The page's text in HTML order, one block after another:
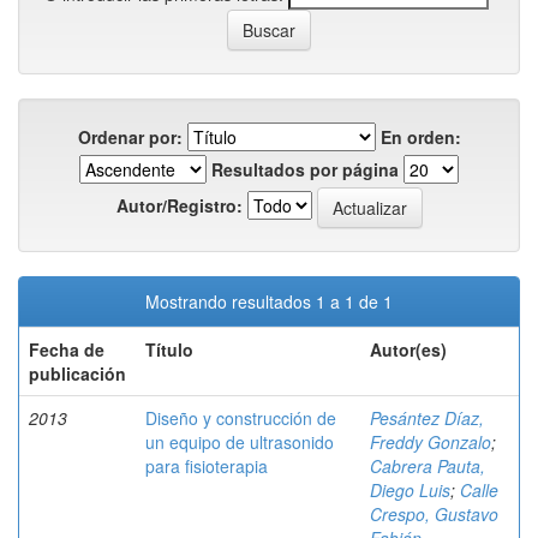
Ordenar por:
En orden:
Resultados por página
Autor/Registro:
Mostrando resultados 1 a 1 de 1
Fecha de
publicación
Título Autor(es)
2013
Diseño y construcción de
un equipo de ultrasonido
para fisioterapia
Pesántez Díaz,
Freddy Gonzalo;
Cabrera Pauta,
Diego Luis; Calle
Crespo, Gustavo